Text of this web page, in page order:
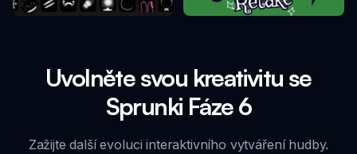
Uvolněte svou kreativitu se
Sprunki Fáze 6
Zažijte další evoluci interaktivního vytváření hudby.